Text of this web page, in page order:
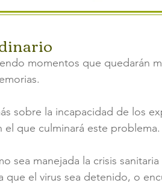
momentos que quedarán
sobre la incapacidad de los
que culminará este problema.
sea manejada la crisis
que el virus sea detenido, o